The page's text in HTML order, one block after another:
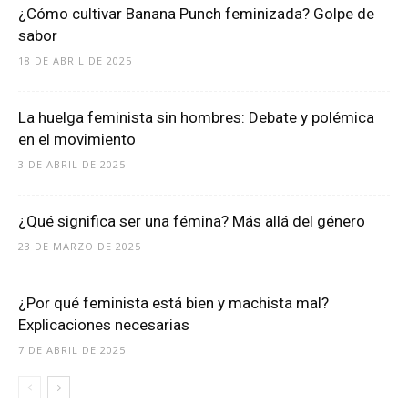
¿Cómo cultivar Banana Punch feminizada? Golpe de
sabor
18 DE ABRIL DE 2025
La huelga feminista sin hombres: Debate y polémica
en el movimiento
3 DE ABRIL DE 2025
¿Qué significa ser una fémina? Más allá del género
23 DE MARZO DE 2025
¿Por qué feminista está bien y machista mal?
Explicaciones necesarias
7 DE ABRIL DE 2025